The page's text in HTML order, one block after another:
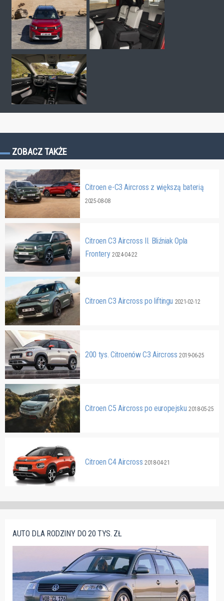
ZOBACZ TAKŻE
Citroen e-C3 Aircross z większą baterią
2025-08-08
Citroen C3 Aircross II. Bliźniak Opla
Frontery 2024-04-22
Citroen C3 Aircross po liftingu 2021-02-12
200 tys. Citroenów C3 Aircross2019-06-25
Citroen C5 Aircross po europejsku2018-05-25
Citroen C4 Aircross 2018-04-21
AUTO DLA RODZINY DO 20 TYS. ZŁ